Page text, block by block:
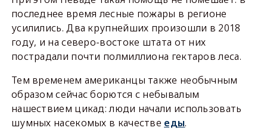
последнее время лесные пожары в регионе
усилились. Два крупнейших произошли в 2018
году, и на северо-востоке штата от них
пострадали почти полмиллиона гектаров леса.
Тем временем американцы также необычным
образом сейчас борются с небывалым
нашествием цикад: люди начали использовать
шумных насекомых в качестве еды.